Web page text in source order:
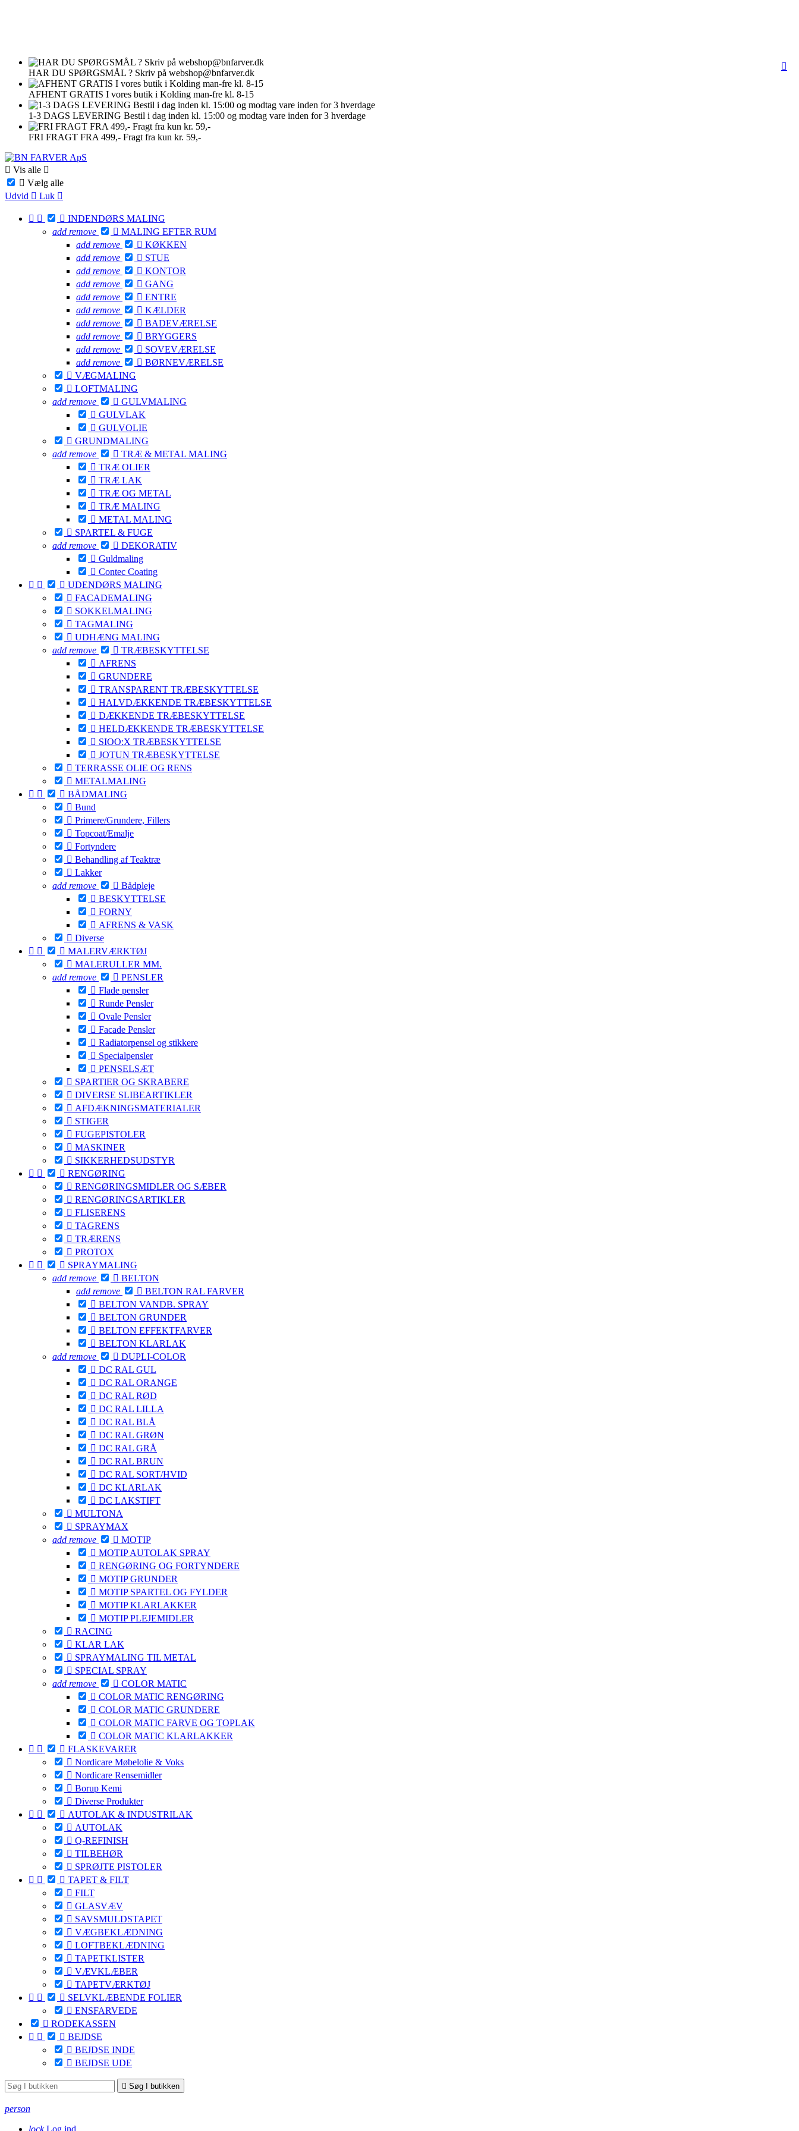
HAR DU SPØRGSMÅL ? Skriv på webshop@bnfarver.dk
AFHENT GRATIS I vores butik i Kolding man-fre kl. 8-15
1-3 DAGS LEVERING Bestil i dag inden kl. 15:00 og modtag vare inden for 3 hverdage
FRI FRAGT FRA 499,- Fragt fra kun kr. 59,-
 Vis alle 
 Vælg alle
Udvid  Luk 
   INDENDØRS MALING
add remove  MALING EFTER RUM
add remove  KØKKEN
add remove  STUE
add remove  KONTOR
add remove  GANG
add remove  ENTRE
add remove  KÆLDER
add remove  BADEVÆRELSE
add remove  BRYGGERS
add remove  SOVEVÆRELSE
add remove  BØRNEVÆRELSE
 VÆGMALING
 LOFTMALING
add remove  GULVMALING
 GULVLAK
 GULVOLIE
 GRUNDMALING
add remove  TRÆ & METAL MALING
 TRÆ OLIER
 TRÆ LAK
 TRÆ OG METAL
 TRÆ MALING
 METAL MALING
 SPARTEL & FUGE
add remove  DEKORATIV
 Guldmaling
 Contec Coating
   UDENDØRS MALING
 FACADEMALING
 SOKKELMALING
 TAGMALING
 UDHÆNG MALING
add remove  TRÆBESKYTTELSE
 AFRENS
 GRUNDERE
 TRANSPARENT TRÆBESKYTTELSE
 HALVDÆKKENDE TRÆBESKYTTELSE
 DÆKKENDE TRÆBESKYTTELSE
 HELDÆKKENDE TRÆBESKYTTELSE
 SIOO:X TRÆBESKYTTELSE
 JOTUN TRÆBESKYTTELSE
 TERRASSE OLIE OG RENS
 METALMALING
   BÅDMALING
 Bund
 Primere/Grundere, Fillers
 Topcoat/Emalje
 Fortyndere
 Behandling af Teaktræ
 Lakker
add remove  Bådpleje
 BESKYTTELSE
 FORNY
 AFRENS & VASK
 Diverse
   MALERVÆRKTØJ
 MALERULLER MM.
add remove  PENSLER
 Flade pensler
 Runde Pensler
 Ovale Pensler
 Facade Pensler
 Radiatorpensel og stikkere
 Specialpensler
 PENSELSÆT
 SPARTlER OG SKRABERE
 DIVERSE SLIBEARTIKLER
 AFDÆKNINGSMATERIALER
 STIGER
 FUGEPISTOLER
 MASKINER
 SIKKERHEDSUDSTYR
   RENGØRING
 RENGØRINGSMIDLER OG SÆBER
 RENGØRINGSARTIKLER
 FLISERENS
 TAGRENS
 TRÆRENS
 PROTOX
   SPRAYMALING
add remove  BELTON
add remove  BELTON RAL FARVER
 BELTON VANDB. SPRAY
 BELTON GRUNDER
 BELTON EFFEKTFARVER
 BELTON KLARLAK
add remove  DUPLI-COLOR
 DC RAL GUL
 DC RAL ORANGE
 DC RAL RØD
 DC RAL LILLA
 DC RAL BLÅ
 DC RAL GRØN
 DC RAL GRÅ
 DC RAL BRUN
 DC RAL SORT/HVID
 DC KLARLAK
 DC LAKSTIFT
 MULTONA
 SPRAYMAX
add remove  MOTIP
 MOTIP AUTOLAK SPRAY
 RENGØRING OG FORTYNDERE
 MOTIP GRUNDER
 MOTIP SPARTEL OG FYLDER
 MOTIP KLARLAKKER
 MOTIP PLEJEMIDLER
 RACING
 KLAR LAK
 SPRAYMALING TIL METAL
 SPECIAL SPRAY
add remove  COLOR MATIC
 COLOR MATIC RENGØRING
 COLOR MATIC GRUNDERE
 COLOR MATIC FARVE OG TOPLAK
 COLOR MATIC KLARLAKKER
   FLASKEVARER
 Nordicare Møbelolie & Voks
 Nordicare Rensemidler
 Borup Kemi
 Diverse Produkter
   AUTOLAK & INDUSTRILAK
 AUTOLAK
 Q-REFINISH
 TILBEHØR
 SPRØJTE PISTOLER
   TAPET & FILT
 FILT
 GLASVÆV
 SAVSMULDSTAPET
 VÆGBEKLÆDNING
 LOFTBEKLÆDNING
 TAPETKLISTER
 VÆVKLÆBER
 TAPETVÆRKTØJ
   SELVKLÆBENDE FOLIER
 ENSFARVEDE
 RODEKASSEN
   BEJDSE
 BEJDSE INDE
 BEJDSE UDE
 Søg I butikken
person
lock Log ind
